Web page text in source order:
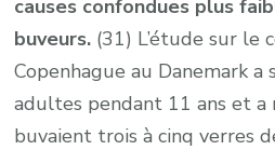
causes confondues plus
buveurs. (31) L’étude sur
Copenhague au Danemark
adultes pendant 11 ans et a
buvaient trois à cinq verres